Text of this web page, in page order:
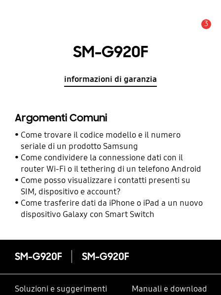
3
SM-G920F
informazioni di garanzia
Argomenti Comuni
Come trovare il codice modello e il numero
seriale di un prodotto Samsung
Come condividere la connessione dati con il
router Wi-Fi o il tethering di un telefono Android
Come posso visualizzare i contatti presenti su
SIM, dispositivo e account?
Come trasferire dati da iPhone o iPad a un nuovo
dispositivo Galaxy con Smart Switch
SM-G920F SM-G920F
Soluzioni e suggerimenti Manuali e download